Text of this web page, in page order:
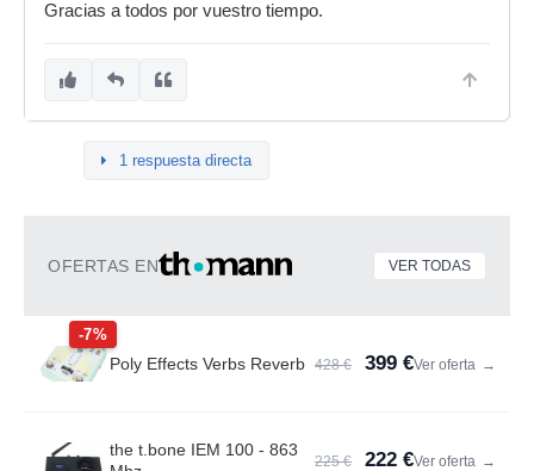
Gracias a todos por vuestro tiempo.
1 respuesta directa
OFERTAS EN VER TODAS
-7%
Poly Effects Verbs Reverb 428 € 399 €Ver oferta →
the t.bone IEM 100 - 863
225 € 222 €Ver oferta →